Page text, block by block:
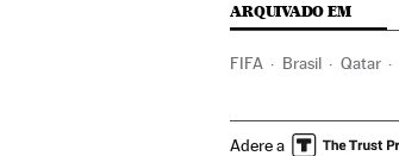
ARQUIVADO EM
FIFA Brasil Qatar
Adere a